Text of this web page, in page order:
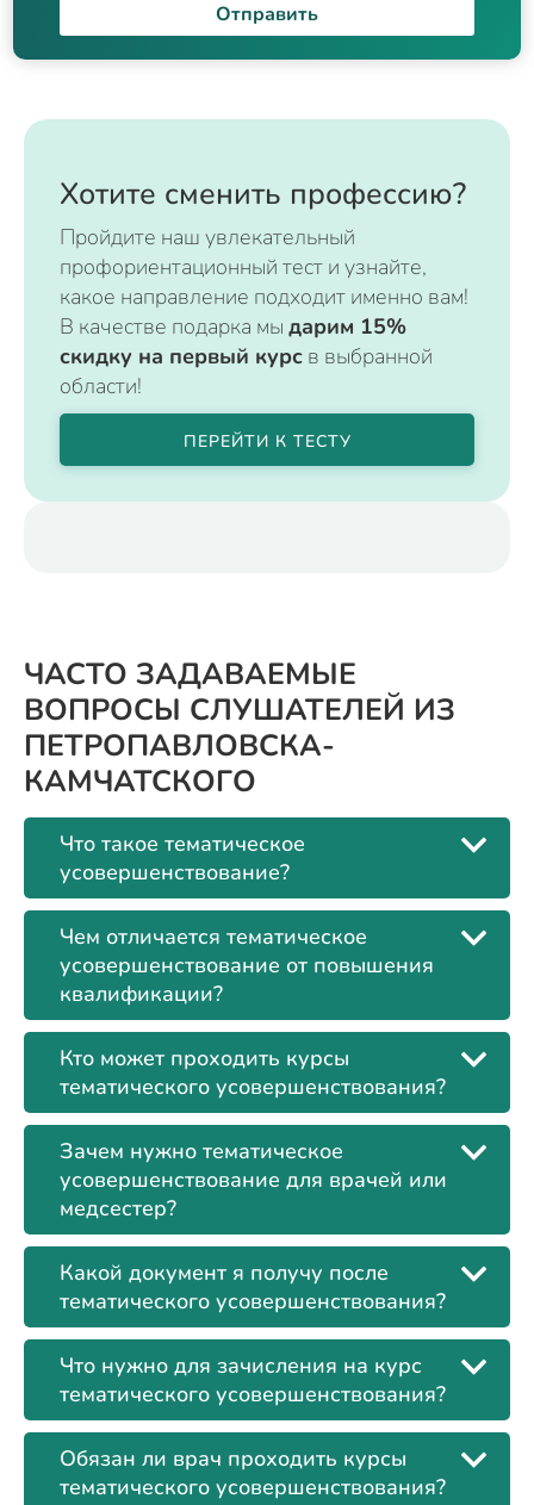
Отправить
Хотите сменить профессию?
Пройдите наш увлекательный
профориентационный тест и узнайте,
какое направление подходит именно вам!
В качестве подарка мы дарим 15%
скидку на первый курс в выбранной
области!
ПЕРЕЙТИ К ТЕСТУ
ЧАСТО ЗАДАВАЕМЫЕ
ВОПРОСЫ СЛУШАТЕЛЕЙ ИЗ
ПЕТРОПАВЛОВСКА-
КАМЧАТСКОГО
Что такое тематическое
усовершенствование?
Чем отличается тематическое
усовершенствование от повышения
квалификации?
Кто может проходить курсы
тематического усовершенствования?
Зачем нужно тематическое
усовершенствование для врачей или
медсестер?
Какой документ я получу после
тематического усовершенствования?
Что нужно для зачисления на курс
тематического усовершенствования?
Обязан ли врач проходить курсы
тематического усовершенствования?